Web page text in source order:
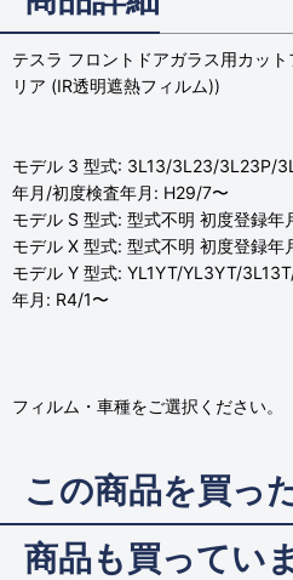
テスラ フロントドアガラス用カッ
リア (IR透明遮熱フィルム))
モデル 3 型式: 3L13/3L23/3L23P/
年月/初度検査年月: H29/7〜
モデル S 型式: 型式不明 初度登録
モデル X 型式: 型式不明 初度登録
モデル Y 型式: YL1YT/YL3YT/
年月: R4/1〜
フィルム・車種をご選択ください。
この商品を買っ
商品も買ってい